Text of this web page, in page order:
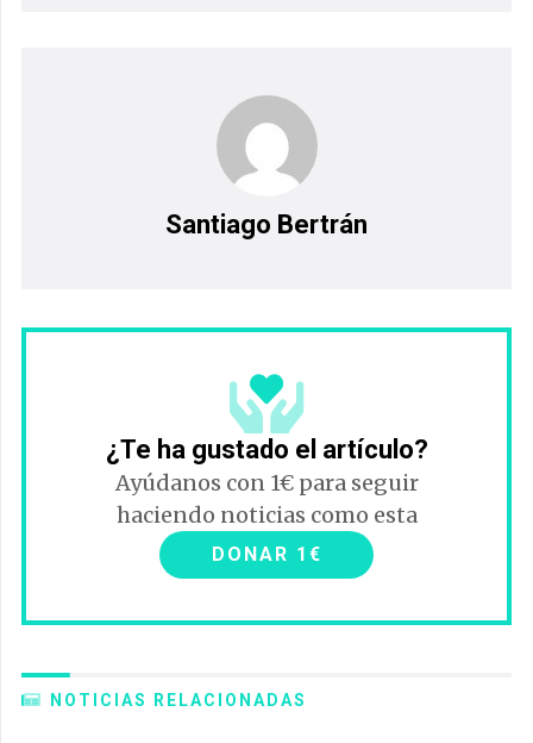
Santiago Bertrán
¿Te ha gustado el artículo?
Ayúdanos con 1€ para seguir
haciendo noticias como esta
DONAR 1€
NOTICIAS RELACIONADAS